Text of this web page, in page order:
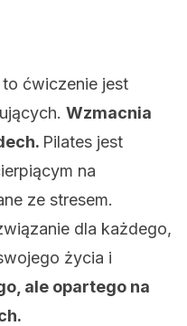
ćwiczenie jest
Wzmacnia
Pilates jest
na
ze stresem.
dla każdego,
życia i
ale opartego na